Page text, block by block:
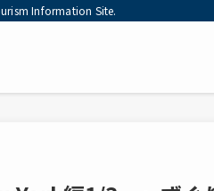
Information Site.